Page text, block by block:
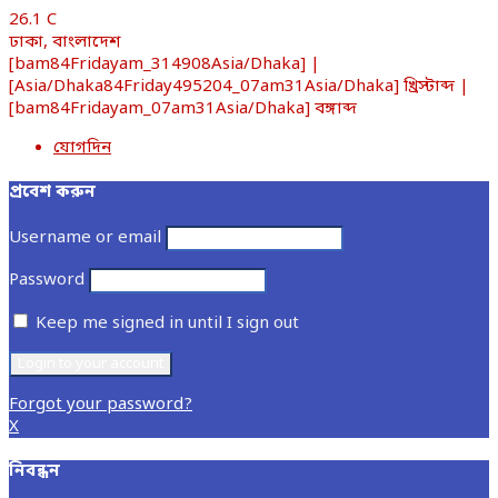
26.1 C
ঢাকা, বাংলাদেশ
[bam84Fridayam_314908Asia/Dhaka] |
[Asia/Dhaka84Friday495204_07am31Asia/Dhaka] খ্রিস্টাব্দ |
[bam84Fridayam_07am31Asia/Dhaka] বঙ্গাব্দ
যোগদিন
প্রবেশ করুন
Username or email
Password
Keep me signed in until I sign out
Forgot your password?
X
নিবন্ধন